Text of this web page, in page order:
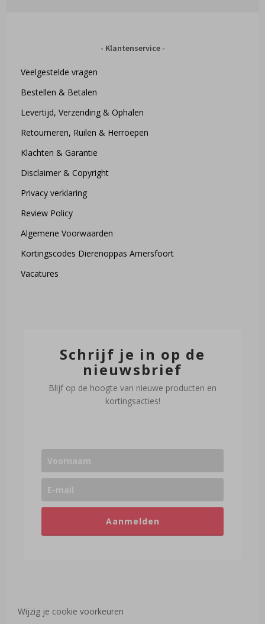
Klantenservice
Veelgestelde vragen
Bestellen & Betalen
Levertijd, Verzending & Ophalen
Retourneren, Ruilen & Herroepen
Klachten & Garantie
Disclaimer & Copyright
Privacy verklaring
Review Policy
Algemene Voorwaarden
Kortingscodes Dierenoppas Amersfoort
Vacatures
Schrijf je in op de
nieuwsbrief
Blijf op de hoogte van nieuwe producten en
kortingsacties!
Aanmelden
Wijzig je cookie voorkeuren